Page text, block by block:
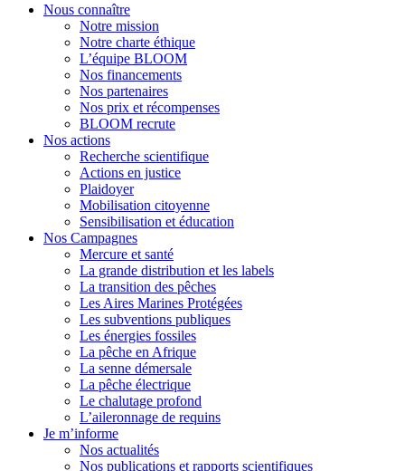
Nous connaître
Notre mission
Notre charte éthique
L’équipe BLOOM
Nos financements
Nos partenaires
Nos prix et récompenses
BLOOM recrute
Nos actions
Recherche scientifique
Actions en justice
Plaidoyer
Mobilisation citoyenne
Sensibilisation et éducation
Nos Campagnes
Mercure et santé
La grande distribution et les labels
La transition des pêches
Les Aires Marines Protégées
Les subventions publiques
Les énergies fossiles
La pêche en Afrique
La senne démersale
La pêche électrique
Le chalutage profond
L’aileronnage de requins
Je m’informe
Nos actualités
Nos publications et rapports scientifiques